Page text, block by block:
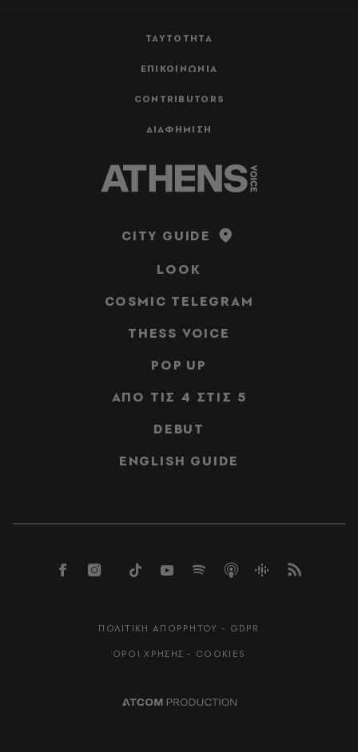
ΤΑΥΤΟΤΗΤΑ
ΕΠΙΚΟΙΝΩΝΙΑ
CONTRIBUTORS
ΔΙΑΦΗΜΙΣΗ
CITY GUIDE
LOOK
COSMIC TELEGRAM
THESS VOICE
POP UP
ΑΠΟ ΤΙΣ 4 ΣΤΙΣ 5
DEBUT
ENGLISH GUIDE
ΠΟΛΙΤΙΚΗ ΑΠΟΡΡΗΤΟΥ - GDPR
ΟΡΟΙ ΧΡΗΣΗΣ - COOKIES